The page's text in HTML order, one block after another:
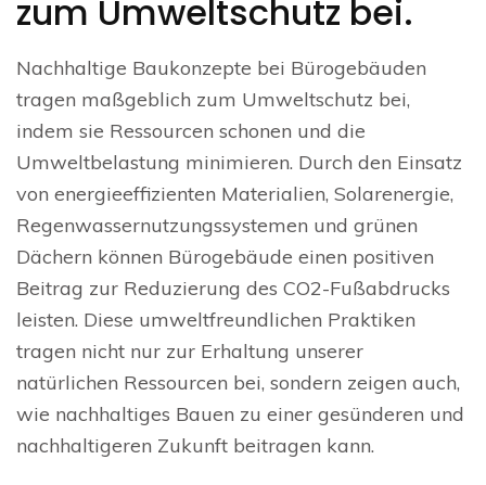
zum Umweltschutz bei.
Nachhaltige Baukonzepte bei Bürogebäuden
tragen maßgeblich zum Umweltschutz bei,
indem sie Ressourcen schonen und die
Umweltbelastung minimieren. Durch den Einsatz
von energieeffizienten Materialien, Solarenergie,
Regenwassernutzungssystemen und grünen
Dächern können Bürogebäude einen positiven
Beitrag zur Reduzierung des CO2-Fußabdrucks
leisten. Diese umweltfreundlichen Praktiken
tragen nicht nur zur Erhaltung unserer
natürlichen Ressourcen bei, sondern zeigen auch,
wie nachhaltiges Bauen zu einer gesünderen und
nachhaltigeren Zukunft beitragen kann.